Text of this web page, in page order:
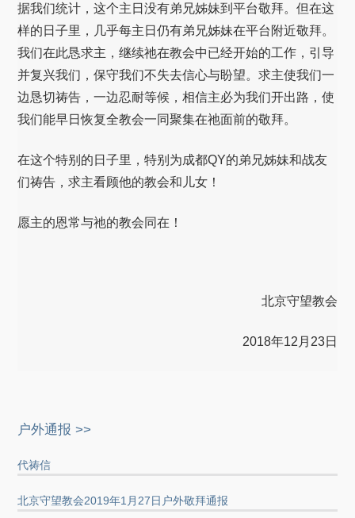
据我们统计，这个主日没有弟兄姊妹到平台敬拜。但在这
样的日子里，几乎每主日仍有弟兄姊妹在平台附近敬拜。
我们在此恳求主，继续祂在教会中已经开始的工作，引导
并复兴我们，保守我们不失去信心与盼望。求主使我们一
边恳切祷告，一边忍耐等候，相信主必为我们开出路，使
我们能早日恢复全教会一同聚集在祂面前的敬拜。
在这个特别的日子里，特别为成都QY的弟兄姊妹和战友
们祷告，求主看顾他的教会和儿女！
愿主的恩常与祂的教会同在！
北京守望教会
2018年12月23日
户外通报 >>
代祷信
北京守望教会2019年1月27日户外敬拜通报